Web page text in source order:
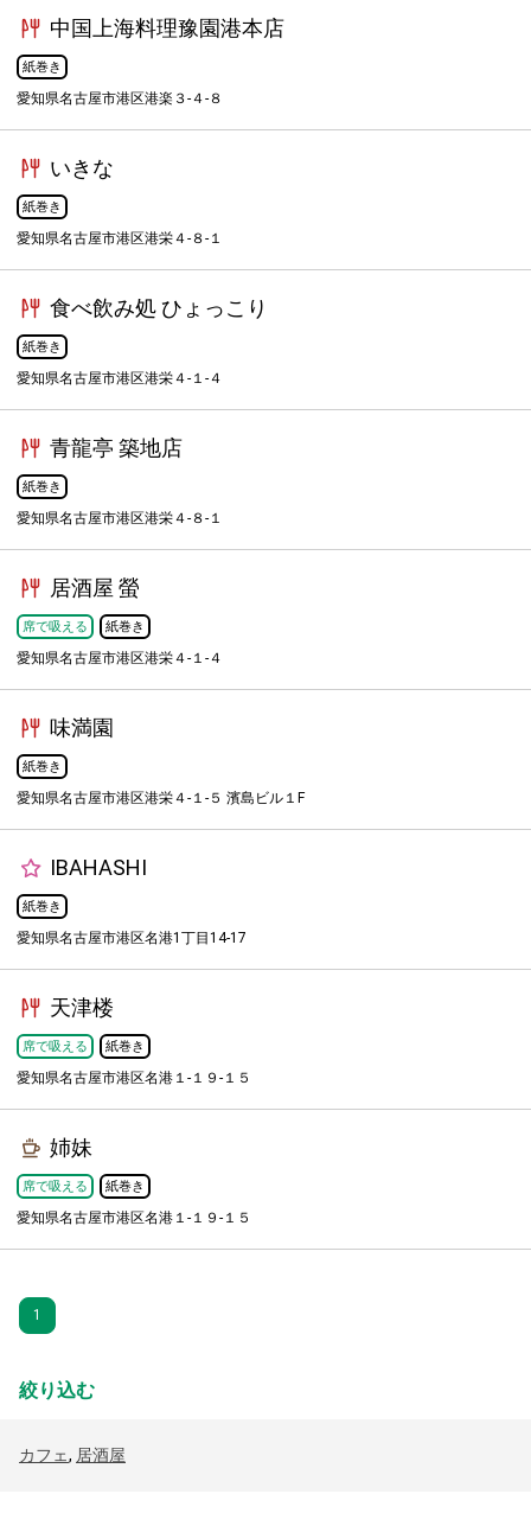
中国上海料理豫園港本店
紙巻き
愛知県名古屋市港区港楽３-４-８
いきな
紙巻き
愛知県名古屋市港区港栄４-８-１
食べ飲み処 ひょっこり
紙巻き
愛知県名古屋市港区港栄４-１-４
青龍亭 築地店
紙巻き
愛知県名古屋市港区港栄４-８-１
居酒屋 螢
席で吸える 紙巻き
愛知県名古屋市港区港栄４-１-４
味満園
紙巻き
愛知県名古屋市港区港栄４-１-５ 濱島ビル１F
IBAHASHI
紙巻き
愛知県名古屋市港区名港1丁目14-17
天津楼
席で吸える 紙巻き
愛知県名古屋市港区名港１-１９-１５
姉妹
席で吸える 紙巻き
愛知県名古屋市港区名港１-１９-１５
1
絞り込む
カフェ, 居酒屋